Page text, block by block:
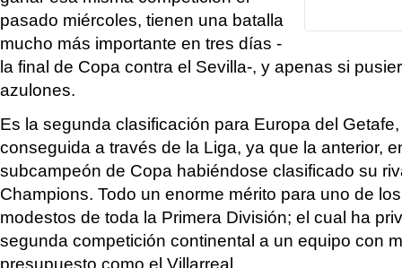
pasado miércoles, tienen una batalla
mucho más importante en tres días -
la final de Copa contra el Sevilla-, y apenas si
azulones.
Es la segunda clasificación para Europa del
conseguida a través de la Liga, ya que la anterior,
subcampeón de Copa habiéndose clasificado su
Champions. Todo un enorme mérito para uno de
modestos de toda la Primera División; el cual ha
segunda competición continental a un equipo con
presupuesto como el Villarreal.